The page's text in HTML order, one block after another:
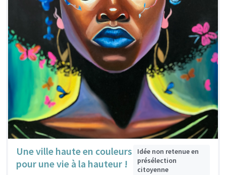
Une ville haute en couleurs
pour une vie à la hauteur !
Idée non retenue en
présélection
citoyenne